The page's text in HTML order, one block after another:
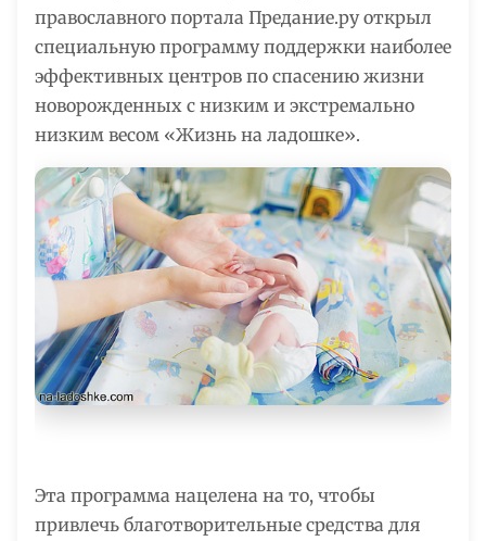
православного портала Предание.ру открыл
специальную программу поддержки наиболее
эффективных центров по спасению жизни
новорожденных с низким и экстремально
низким весом «Жизнь на ладошке».
Эта программа нацелена на то, чтобы
привлечь благотворительные средства для